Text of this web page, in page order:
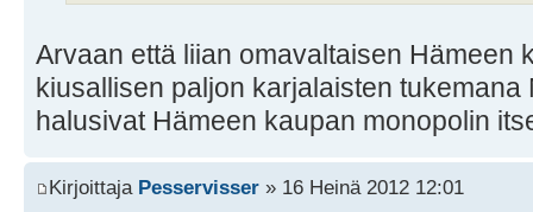
Arvaan että liian omavaltaisen Hämeen
kiusallisen paljon karjalaisten
halusivat Hämeen kaupan monopolin
Kirjoittaja Pesservisser » 16 Heinä 2012 12:01